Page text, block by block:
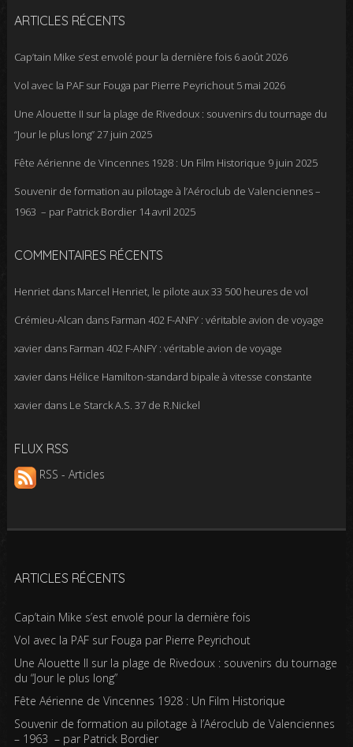
ARTICLES RÉCENTS
Cap’tain Mike s’est envolé pour la dernière fois 6 août 2026
Vol avec la PAF sur Fouga par Pierre Peyrichout 5 mai 2026
Une Alouette II sur la plage de Rivedoux : souvenirs du tournage du
“Jour le plus long”27 juin 2025
Fête Aérienne de Vincennes 1928 : Un Film Historique 9 juin 2025
Souvenir de formation au pilotage à l’Aéroclub de Valenciennes –
1963 – par Patrick Bordier 14 avril 2025
COMMENTAIRES RÉCENTS
Henrietdans Marcel Henriet, le pilote aux 33 500 heures de vol
Crémieu-Alcan dans Farman 402 F-ANFY : véritable avion de voyage
xavierdans Farman 402 F-ANFY : véritable avion de voyage
xavierdans Hélice Hamilton-standard bipale à vitesse constante
xavierdans Le Starck A.S. 37 de R.Nickel
FLUX RSS
RSS - Articles
ARTICLES RÉCENTS
Cap’tain Mike s’est envolé pour la dernière fois
Vol avec la PAF sur Fouga par Pierre Peyrichout
Une Alouette II sur la plage de Rivedoux : souvenirs du tournage
du “Jour le plus long”
Fête Aérienne de Vincennes 1928 : Un Film Historique
Souvenir de formation au pilotage à l’Aéroclub de Valenciennes
– 1963 – par Patrick Bordier